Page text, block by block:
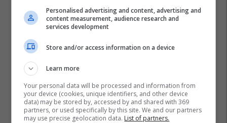
Personalised advertising and content, advertising and
content measurement, audience research and
services development
Store and/or access information on a device
Learn more
Your personal data will be processed and information from
your device (cookies, unique identifiers, and other device
data) may be stored by, accessed by and shared with 369
partners, or used specifically by this site. We and our partners
may use precise geolocation data. List of partners.